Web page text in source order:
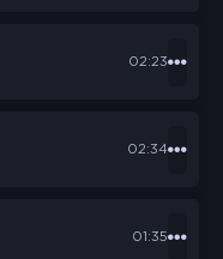
02:23
02:34
01:35